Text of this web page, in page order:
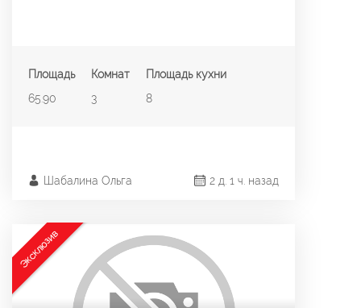
Площадь
65.90
Комнат
3
Площадь кухни
8
2 д. 1 ч. назад
Шабалина Ольга
Эксклюзив